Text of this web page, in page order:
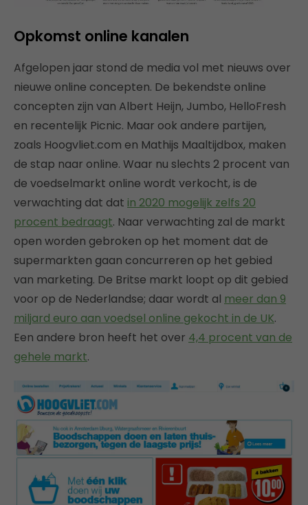
Opkomst online kanalen
Afgelopen jaar stond de media vol met nieuws over
nieuwe online concepten. De bekendste online
concepten zijn van Albert Heijn, Jumbo, HelloFresh
en recentelijk Picnic. Maar ook andere partijen,
zoals Hoogvliet.com en Mathijs Maaltijdbox, maken
de stap naar online. Waar nu slechts 2 procent van
de voedselmarkt online wordt verkocht, is de
verwachting dat dat in 2020 mogelijk zelfs 20
procent bedraagt. Naar verwachting zal de markt
open worden gebroken op het moment dat de
supermarkten gaan concurreren op het gebied
van marketing. De Britse markt loopt op dit gebied
voor op de Nederlandse; daar wordt al meer dan 9
miljard euro aan voedsel online gekocht in de UK.
Een andere bron heeft het over 4,4 procent van de
gehele markt.